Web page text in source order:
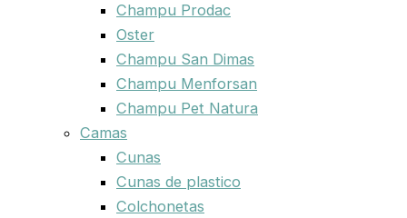
Champu Prodac
Oster
Champu San Dimas
Champu Menforsan
Champu Pet Natura
Camas
Cunas
Cunas de plastico
Colchonetas